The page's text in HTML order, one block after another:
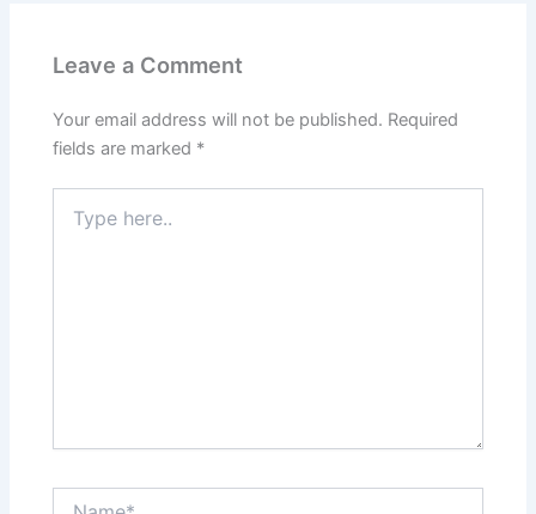
Leave a Comment
Your email address will not be published. Required
fields are marked *
here..